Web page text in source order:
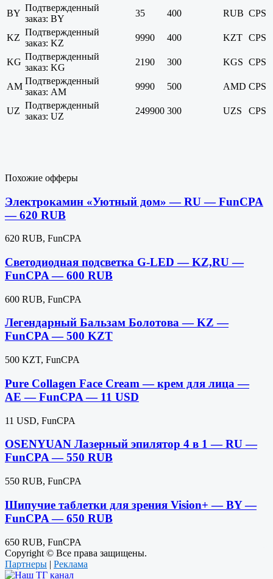
BY
Подтвержденный
заказ: BY
35 400 RUB CPS
KZ
Подтвержденный
заказ: KZ
9990 400 KZT CPS
KG
Подтвержденный
заказ: KG
2190 300 KGS CPS
AM
Подтвержденный
заказ: AM
9990 500 AMD CPS
UZ
Подтвержденный
заказ: UZ
249900 300 UZS CPS
Похожие офферы
Электрокамин «Уютный дом» — RU — FunCPA
— 620 RUB
620 RUB, FunCPA
Светодиодная подсветка G-LED — KZ,RU —
FunCPA — 600 RUB
600 RUB, FunCPA
Легендарный Бальзам Болотова — KZ —
FunCPA — 500 KZT
500 KZT, FunCPA
Pure Collagen Face Cream — крем для лица —
AE — FunCPA — 11 USD
11 USD, FunCPA
OSENYUAN Лазерный эпилятор 4 в 1 — RU —
FunCPA — 550 RUB
550 RUB, FunCPA
Шипучие таблетки для зрения Vision+ — BY —
FunCPA — 650 RUB
650 RUB, FunCPA
Copyright © Все права защищены.
Партнеры | Реклама